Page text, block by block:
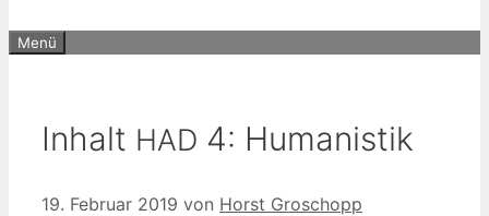
Menü
Inhalt HAD 4: Humanistik
19. Februar 2019 von Horst Groschopp